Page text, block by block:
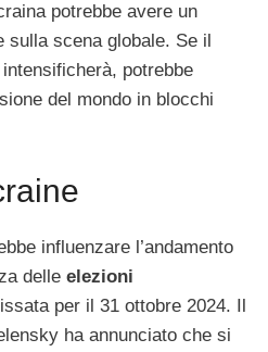
potrebbe avere un
sulla scena globale. Se il
potrebbe
del mondo in blocchi
influenzare l’andamento
delle elezioni
per il 31 ottobre 2024. Il
ha annunciato che si